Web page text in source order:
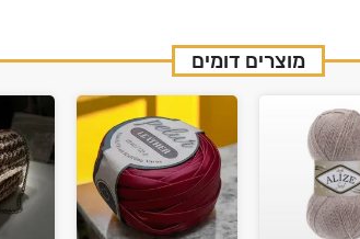
מוצרים דומים